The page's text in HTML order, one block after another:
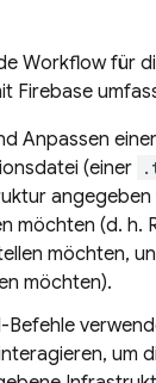
Workflow für
Firebase
Anpassen
(einer
angegeben
möchten (d. h.
möchten,
möchten).
-Befehle
um